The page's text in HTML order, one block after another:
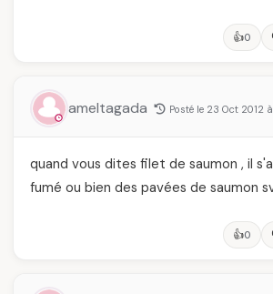
👍0
ameltagada Posté le 23 Oct 2012
quand vous dites filet de saumon , il
fumé ou bien des pavées de saumon
👍0